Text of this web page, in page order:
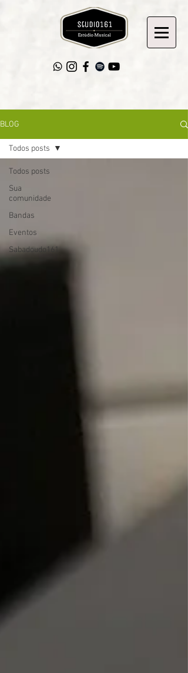
BLOG
Todos posts
Sua
comunidade
Bandas
Eventos
Sabadoudo161
Todos posts